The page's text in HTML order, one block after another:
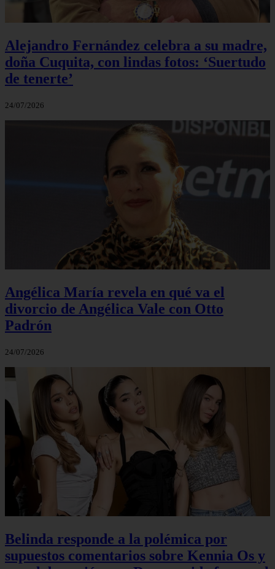
Alejandro Fernández celebra a su madre,
doña Cuquita, con lindas fotos: ‘Suertudo
de tenerte’
24/07/2026
Angélica María revela en qué va el
divorcio de Angélica Vale con Otto
Padrón
24/07/2026
Belinda responde a la polémica por
supuestos comentarios sobre Kennia Os y